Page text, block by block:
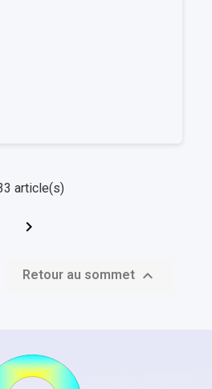
article(s)

Retour au sommet 